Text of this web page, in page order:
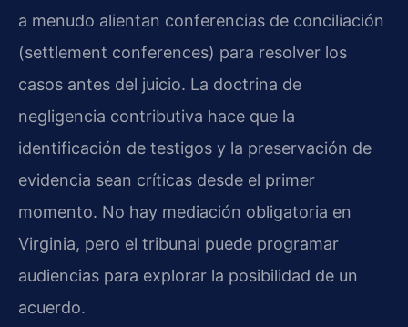
a menudo alientan conferencias de conciliación
(settlement conferences) para resolver los
casos antes del juicio. La doctrina de
negligencia contributiva hace que la
identificación de testigos y la preservación de
evidencia sean críticas desde el primer
momento. No hay mediación obligatoria en
Virginia, pero el tribunal puede programar
audiencias para explorar la posibilidad de un
acuerdo.